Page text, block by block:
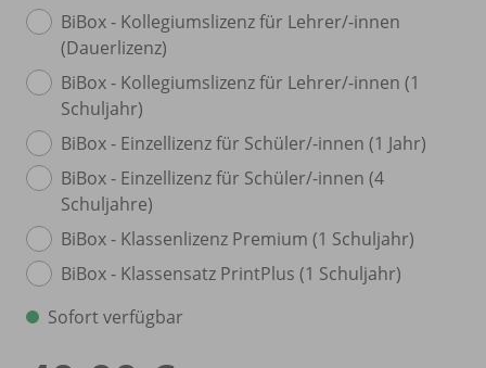
BiBox - Kollegiumslizenz für Lehrer/-innen
(Dauerlizenz)
BiBox - Kollegiumslizenz für Lehrer/-innen (1
Schuljahr)
BiBox - Einzellizenz für Schüler/-innen (1 Jahr)
BiBox - Einzellizenz für Schüler/-innen (4
Schuljahre)
BiBox - Klassenlizenz Premium (1 Schuljahr)
BiBox - Klassensatz PrintPlus (1 Schuljahr)
Sofort verfügbar